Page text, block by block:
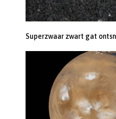
Superzwaar zwart gat